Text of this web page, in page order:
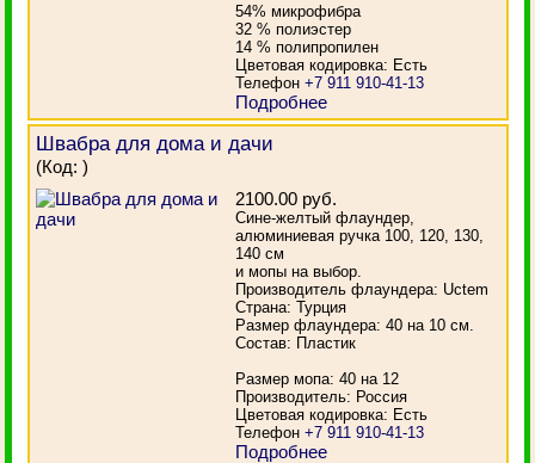
54% микрофибра
32 % полиэстер
14 % полипропилен
Цветовая кодировка: Есть
Телефон+7 911 910-41-13
Подробнее
Швабра для дома и дачи
(Код:)
2100.00 руб.
Сине-желтый флаундер,
алюминиевая ручка 100, 120, 130,
140 см
и мопы на выбор.
Производитель флаундера: Uctem
Страна: Турция
Размер флаундера: 40 на 10 см.
Состав: Пластик
Размер мопа: 40 на 12
Производитель: Россия
Цветовая кодировка: Есть
Телефон+7 911 910-41-13
Подробнее